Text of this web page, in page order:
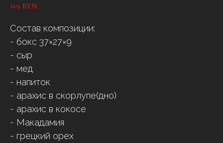
129 BYN
Состав композиции:
- бокс 37×27×9
- сыр
- мед
- напиток
- арахис в скорлупе(дно)
- арахис в кокосе
- Макадамия
- грецкий орех